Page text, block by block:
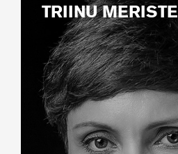
TRIINU MERISTE